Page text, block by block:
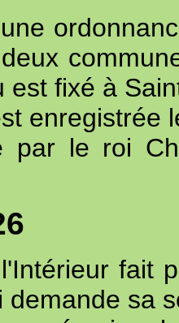
est fixé à
enregistrée
par le roi
fait
demande sa